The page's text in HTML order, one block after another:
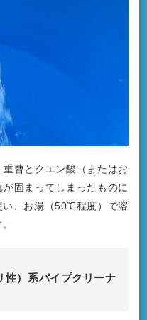
曹とクエン酸（またはお
固まってしまったものに
い、お湯（50℃程度）で溶
性）系パイプクリーナ